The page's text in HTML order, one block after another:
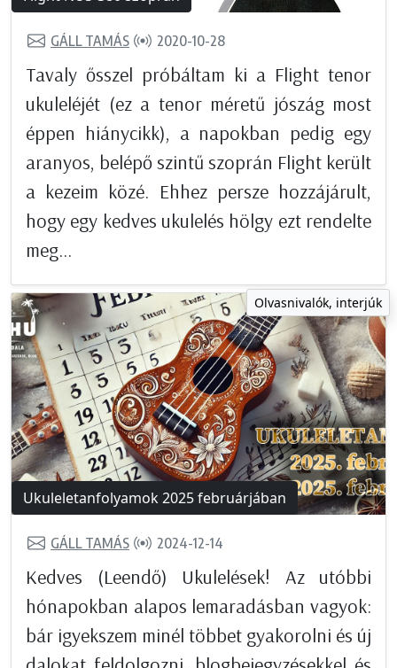
GÁLL TAMÁS 2020-10-28
Tavaly ősszel próbáltam ki a Flight tenor
ukuleléjét (ez a tenor méretű jószág most
éppen hiánycikk), a napokban pedig egy
aranyos, belépő szintű szoprán Flight került
a kezeim közé. Ehhez persze hozzájárult,
hogy egy kedves ukulelés hölgy ezt rendelte
meg...
Olvasnivalók, interjúk
Ukuleletanfolyamok 2025 februárjában
GÁLL TAMÁS 2024-12-14
Kedves (Leendő) Ukulelések! Az utóbbi
hónapokban alapos lemaradásban vagyok:
bár igyekszem minél többet gyakorolni és új